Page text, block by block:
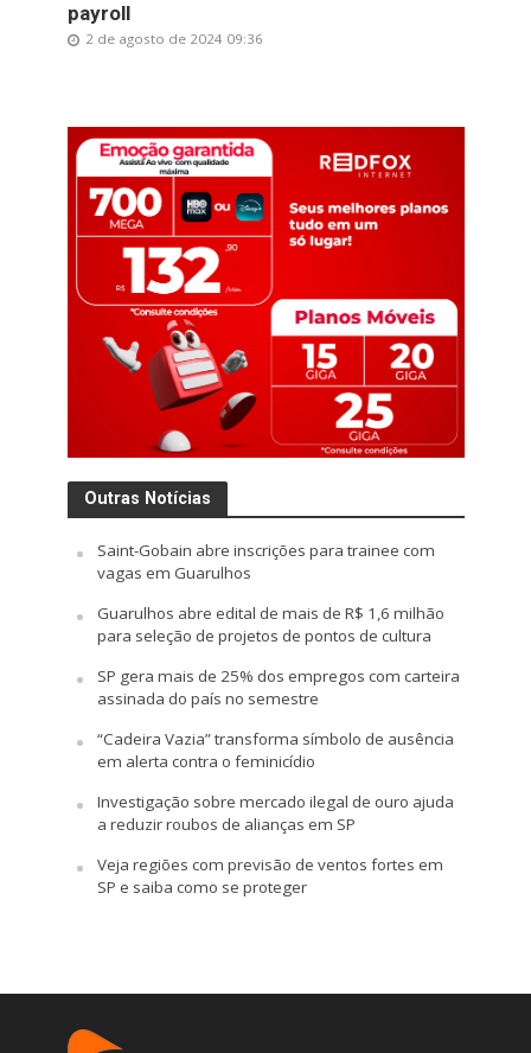
payroll
2 de agosto de 2024 09:36
Outras Notícias
Saint-Gobain abre inscrições para trainee com
vagas em Guarulhos
Guarulhos abre edital de mais de R$ 1,6 milhão
para seleção de projetos de pontos de cultura
SP gera mais de 25% dos empregos com carteira
assinada do país no semestre
“Cadeira Vazia” transforma símbolo de ausência
em alerta contra o feminicídio
Investigação sobre mercado ilegal de ouro ajuda
a reduzir roubos de alianças em SP
Veja regiões com previsão de ventos fortes em
SP e saiba como se proteger